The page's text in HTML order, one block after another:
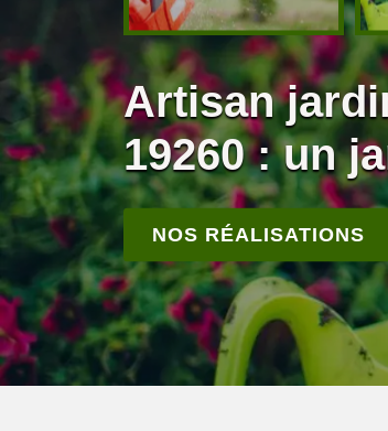
Artisan
19260 : un
NOS RÉALISATIONS